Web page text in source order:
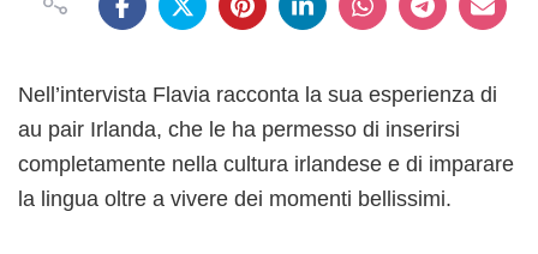
Nell’intervista Flavia racconta la sua esperienza di
au pair Irlanda, che le ha permesso di inserirsi
completamente nella cultura irlandese e di imparare
la lingua oltre a vivere dei momenti bellissimi.